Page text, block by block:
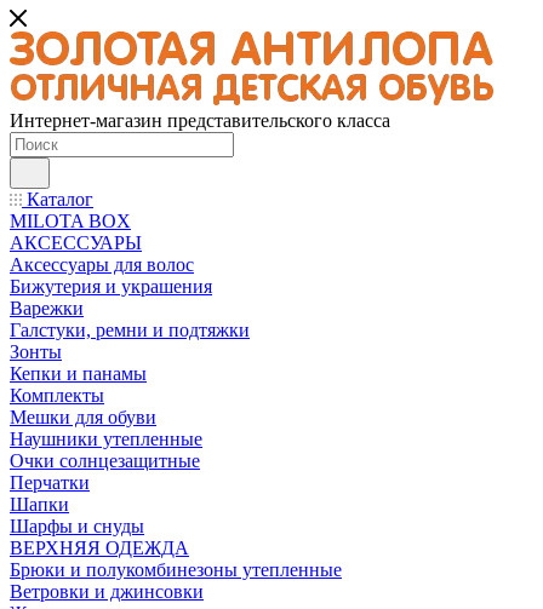
Интернет-магазин представительского класса
Каталог
MILOTA BOX
АКСЕССУАРЫ
Аксессуары для волос
Бижутерия и украшения
Варежки
Галстуки, ремни и подтяжки
Зонты
Кепки и панамы
Комплекты
Мешки для обуви
Наушники утепленные
Очки солнцезащитные
Перчатки
Шапки
Шарфы и снуды
ВЕРХНЯЯ ОДЕЖДА
Брюки и полукомбинезоны утепленные
Ветровки и джинсовки